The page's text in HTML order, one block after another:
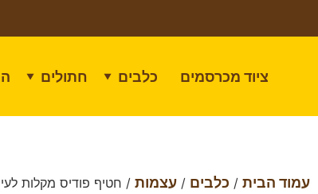
ציוד מכרסמים כלבים ▼ חתולים ▼
עמוד הבית / כלבים / עצמות